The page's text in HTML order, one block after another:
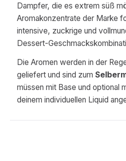
Dampfer, die es extrem süß
Aromakonzentrate der Marke
intensive, zuckrige und
Dessert-
Die Aromen werden in der
geliefert und sind zum
müssen mit Base und optional
deinem individuellen Liquid